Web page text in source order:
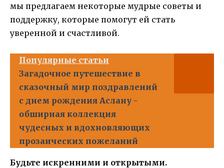
мы предлагаем некоторые мудрые советы и
поддержку, которые помогут ей стать
уверенной и счастливой.
Популярные статьи
Загадочное путешествие в
сказочный мир поздравлений
с днем рождения Аслану -
обширная коллекция
чудесных и вдохновляющих
прозаических пожеланий
Будьте искренними и открытыми.